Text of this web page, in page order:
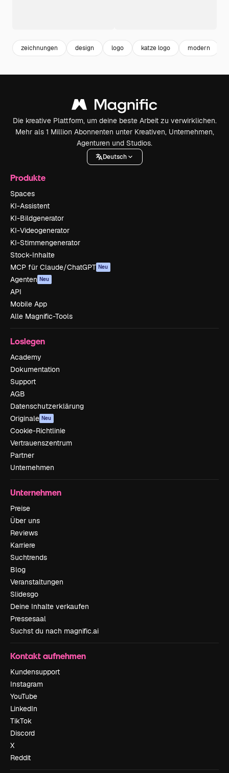
zeichnungen design logo katze logo modern
Die kreative Plattform, um deine beste Arbeit zu verwirklichen.
Mehr als 1 Million Abonnenten unter Kreativen, Unternehmen,
Agenturen und Studios.
Deutsch
Produkte
Spaces
KI-Assistent
KI-Bildgenerator
KI-Videogenerator
KI-Stimmengenerator
Stock-Inhalte
MCP für Claude/ChatGPT Neu
Agenten Neu
API
Mobile App
Alle Magnific-Tools
Loslegen
Academy
Dokumentation
Support
AGB
Datenschutzerklärung
Originale Neu
Cookie-Richtlinie
Vertrauenszentrum
Partner
Unternehmen
Unternehmen
Preise
Über uns
Reviews
Karriere
Suchtrends
Blog
Veranstaltungen
Slidesgo
Deine Inhalte verkaufen
Pressesaal
Suchst du nach magnific.ai
Kontakt aufnehmen
Kundensupport
Instagram
YouTube
LinkedIn
TikTok
Discord
X
Reddit